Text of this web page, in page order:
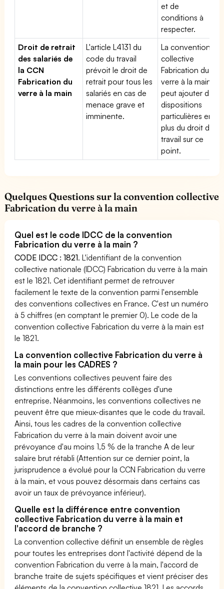
et de
conditions à
respecter.
Droit de retrait
des salariés de
la CCN
Fabrication du
verre à la main
L'article L4131 du
code du travail
prévoit le droit de
retrait pour tous les
salariés en cas de
menace grave et
imminente.
La convention
collective
Fabrication du
verre à la main
peut ajouter des
dispositions
particulières en
plus du droit du
travail sur ce
point.
Quelques Questions sur la convention collective
Fabrication du verre à la main
Quel est le code IDCC de la convention
Fabrication du verre à la main ?
CODE IDCC : 1821. L'identifiant de la convention
collective nationale (IDCC) Fabrication du verre à la main
est le 1821. Cet identifiant permet de retrouver
facilement le texte de la convention parmi l'ensemble
des conventions collectives en France. C'est un numéro
à 5 chiffres (en comptant le premier 0). Le code de la
convention collective Fabrication du verre à la main est
le 1821.
La convention collective Fabrication du verre à
la main pour les CADRES ?
Les conventions collectives peuvent faire des
distinctions entre les différents collèges d'une
entreprise. Néanmoins, les conventions collectives ne
peuvent être que mieux-disantes que le code du travail.
Ainsi, tous les cadres de la convention collective
Fabrication du verre à la main doivent avoir une
prévoyance d'au moins 1,5 % de la tranche A de leur
salaire brut rétabli (Attention sur ce dernier point, la
jurisprudence a évolué pour la CCN Fabrication du verre
à la main, et vous pouvez désormais dans certains cas
avoir un taux de prévoyance inférieur).
Quelle est la différence entre convention
collective Fabrication du verre à la main et
l'accord de branche ?
La convention collective définit un ensemble de règles
pour toutes les entreprises dont l'activité dépend de la
convention Fabrication du verre à la main, l'accord de
branche traite de sujets spécifiques et vient préciser des